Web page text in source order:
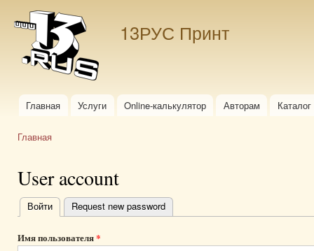
13РУС Принт
Главное меню
Главная Услуги Online-калькулятор Авторам
Главная
User account
Главные
вкладки
Войти (активная вкладка)
Request new password
Имя пользователя*